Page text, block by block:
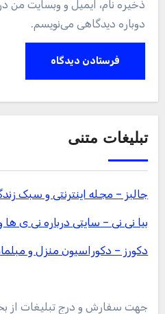
ذخیره نام، ایمیل و وبسایت من
دوباره دیدگاهی می‌نویسم.
تبلیغات متنی
جالبز – مجله اینترنتی و سبک
بیا نی نی – سایتی درباره نی ی ها
دکورز – دکوراسیون منزل و
جهت سفارش و درج تبلیغات از